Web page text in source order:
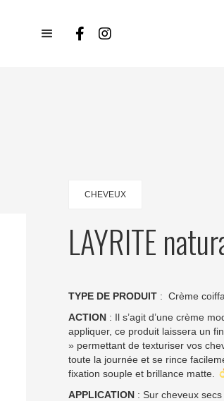
CHEVEUX
LAYRITE
TYPE DE PRODUIT : Crème
ACTION : Il s’agit d’une crème
appliquer, ce produit laissera un
» permettant de texturiser vos
toute la journée et se rince
fixation souple et brillance matte.
APPLICATION : Sur cheveux